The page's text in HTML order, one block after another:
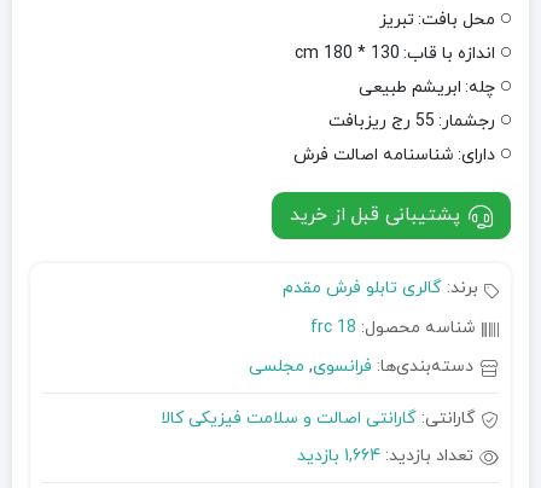
محل بافت:تبریز
اندازه با قاب: 130 * 180 cm
چله: ابریشم طبیعی
رجشمار: 55 رج ریزبافت
دارای: شناسنامه اصالت فرش
پشتیبانی قبل از خرید
برند: گالری تابلو فرش مقدم
شناسه محصول: frc 18
دسته‌بندی‌ها: فرانسوی, مجلسی
گارانتی: گارانتی اصالت و سلامت فیزیکی کالا
تعداد بازدید: 1,664 بازدید